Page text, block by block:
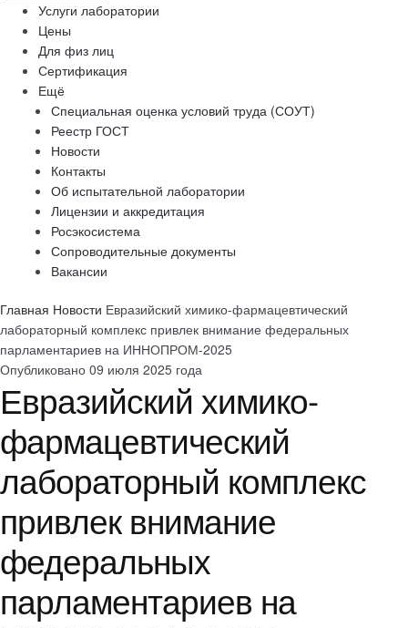
Услуги лаборатории
Цены
Для физ лиц
Сертификация
Ещё
Специальная оценка условий труда (СОУТ)
Реестр ГОСТ
Новости
Контакты
Об испытательной лаборатории
Лицензии и аккредитация
Росэкосистема
Сопроводительные документы
Вакансии
Главная Новости Евразийский химико-фармацевтический
лабораторный комплекс привлек внимание федеральных
парламентариев на ИННОПРОМ-2025
Опубликовано 09 июля 2025 года
Евразийский химико-
фармацевтический
лабораторный комплекс
привлек внимание
федеральных
парламентариев на